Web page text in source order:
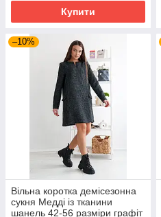
Купити
–10%
Вільна коротка демісезонна
сукня Медді із тканини
шанель 42-56 разміри графіт